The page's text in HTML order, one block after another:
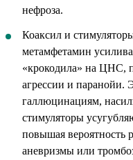
нефроза.
Коаксил и
метамфетамин
«крокодила» на ЦНС,
агрессии и паранойи.
галлюцинациям,
стимуляторы
повышая вероятность
аневризмы или